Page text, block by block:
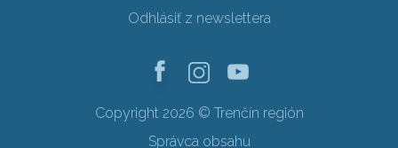
Odhlásiť z newslettera
Copyright 2026 © Trenčín región
Správca obsahu